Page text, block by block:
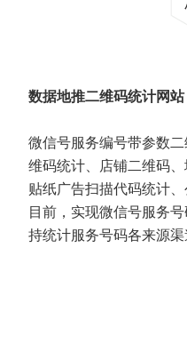
数据地推二维码统计网站
微信号服务编号带参数
维码统计、店铺二维码
贴纸广告扫描代码统计
目前，实现微信号服务
持统计服务号码各来源